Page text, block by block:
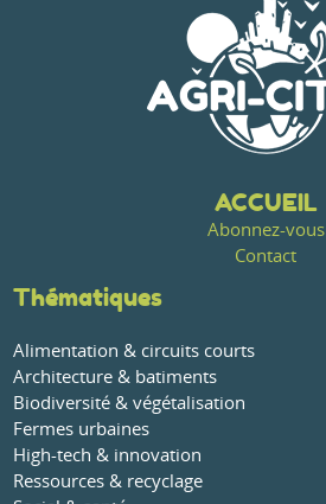
ACCUEIL
Abonnez-vous
Contact
Thématiques
Alimentation & circuits courts
Architecture & batiments
Biodiversité & végétalisation
Fermes urbaines
High-tech & innovation
Ressources & recyclage